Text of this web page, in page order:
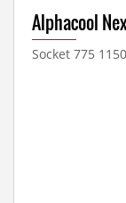
Alphacool
Socket 775